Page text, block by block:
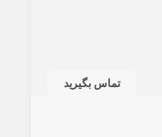
تماس بگیرید